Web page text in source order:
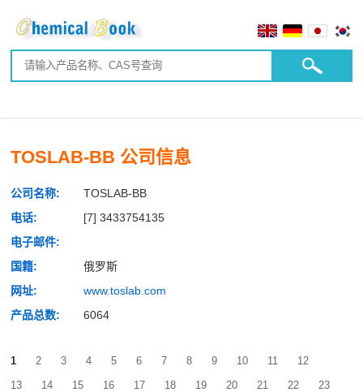
TOSLAB-BB 公司信息
公司名称:
TOSLAB-BB
电话:
[7] 3433754135
电子邮件:
国籍:
俄罗斯
网址:
www.toslab.com
产品总数:
6064
1 2 3 4 5 6 7 8 9 10 11
12
13
14 15 16 17 18 19 20 21 22
23